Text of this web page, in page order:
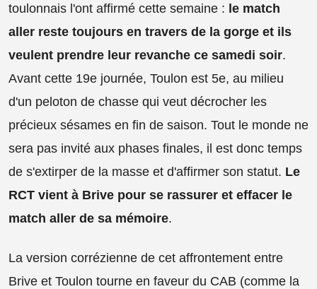
toulonnais l'ont affirmé cette semaine : le match
aller reste toujours en travers de la gorge et ils
veulent prendre leur revanche ce samedi soir.
Avant cette 19e journée, Toulon est 5e, au milieu
d'un peloton de chasse qui veut décrocher les
précieux sésames en fin de saison. Tout le monde ne
sera pas invité aux phases finales, il est donc temps
de s'extirper de la masse et d'affirmer son statut. Le
RCT vient à Brive pour se rassurer et effacer le
match aller de sa mémoire.
La version corrézienne de cet affrontement entre
Brive et Toulon tourne en faveur du CAB (comme la